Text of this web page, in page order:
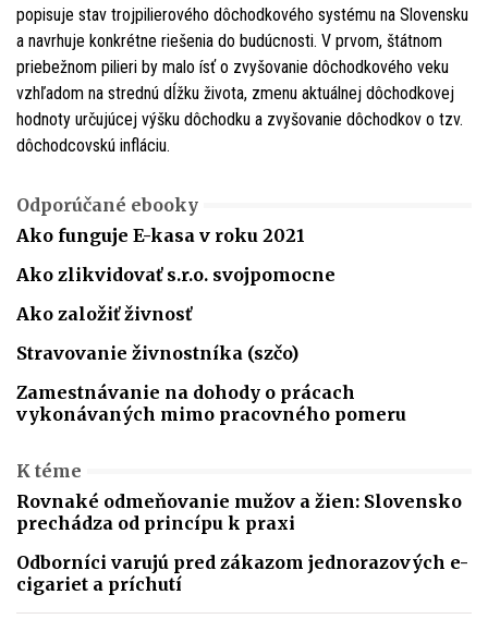
popisuje stav trojpilierového dôchodkového systému na Slovensku
a navrhuje konkrétne riešenia do budúcnosti. V prvom, štátnom
priebežnom pilieri by malo ísť o zvyšovanie dôchodkového veku
vzhľadom na strednú dĺžku života, zmenu aktuálnej dôchodkovej
hodnoty určujúcej výšku dôchodku a zvyšovanie dôchodkov o tzv.
dôchodcovskú infláciu.
Odporúčané ebooky
Ako funguje E-kasa v roku 2021
Ako zlikvidovať s.r.o. svojpomocne
Ako založiť živnosť
Stravovanie živnostníka (szčo)
Zamestnávanie na dohody o prácach
vykonávaných mimo pracovného pomeru
K téme
Rovnaké odmeňovanie mužov a žien: Slovensko
prechádza od princípu k praxi
Odborníci varujú pred zákazom jednorazových e-
cigariet a príchutí